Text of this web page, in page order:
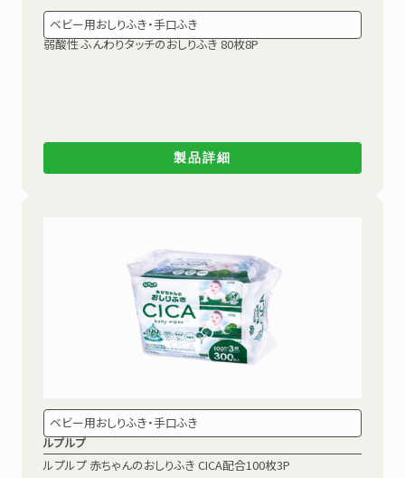
ベビー用おしりふき・手口ふき
弱酸性ふんわりタッチのおしりふき 80枚8P
製品詳細
ベビー用おしりふき・手口ふき
ルプルプ
ルプルプ 赤ちゃんのおしりふき CICA配合100枚3P